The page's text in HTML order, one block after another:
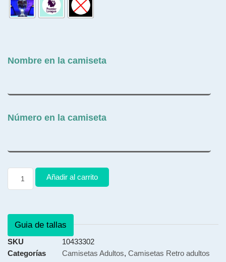
Nombre en la camiseta
Número en la camiseta
Añadir al carrito
Guia de tallas
SKU
10433302
Categorías
Camisetas Adultos, Camisetas Retro adultos